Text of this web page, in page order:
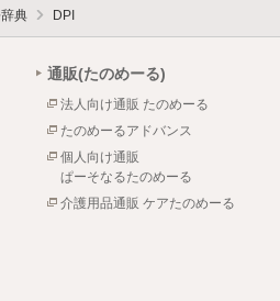
辞典 DPI
通販(たのめーる)
法人向け通販 たのめーる
たのめーるアドバンス
個人向け通販
ぱーそなるたのめーる
介護用品通販 ケアたのめーる